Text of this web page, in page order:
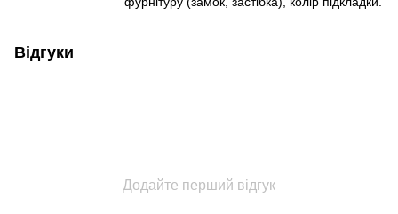
Відгуки
Додайте перший відгук